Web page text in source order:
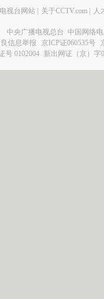
视台网站 | 关于CCTV.com | 人
中央广播电视总台 中国网络
信息举报
京ICP证060535号
号 0102004 新出网证（京）